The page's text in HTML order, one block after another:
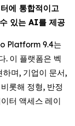
에 통합적이고
있는 AI를 제공
Platform 9.4는
. 이 플랫폼은 벡
며, 기업이 문서,
롯해 정형, 반정
터 액세스 레이